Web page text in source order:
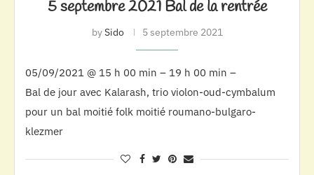
5 septembre 2021 Bal de la rentrée
bySido 5 septembre 2021
05/09/2021 @ 15 h 00 min – 19 h 00 min –
Bal de jour avec Kalarash, trio violon-oud-cymbalum
pour un bal moitié folk moitié roumano-bulgaro-
klezmer